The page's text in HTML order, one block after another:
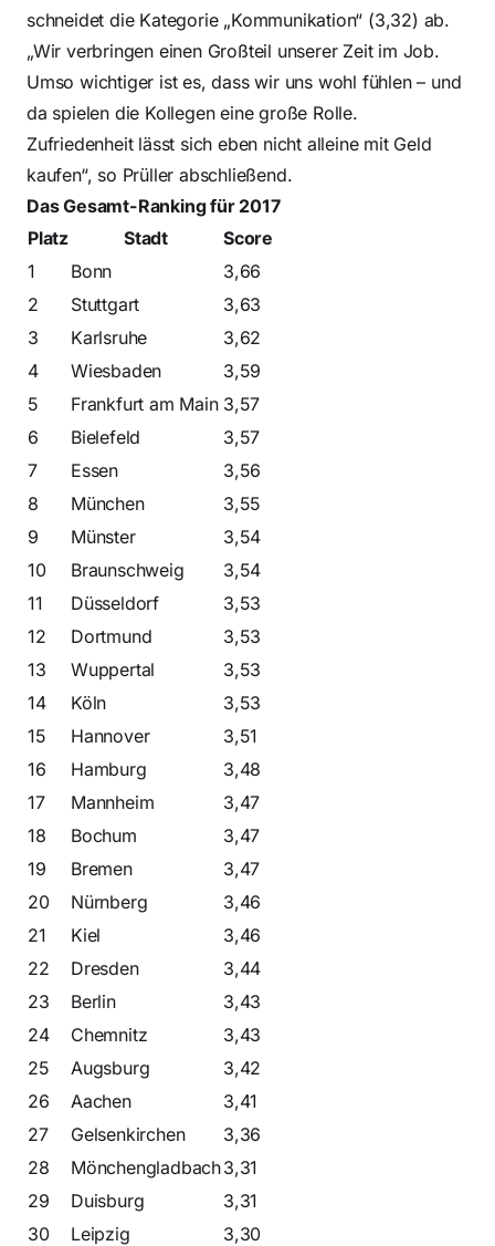
schneidet die Kategorie „Kommunikation“ (3,32) ab.
„Wir verbringen einen Großteil unserer Zeit im Job.
Umso wichtiger ist es, dass wir uns wohl fühlen – und
da spielen die Kollegen eine große Rolle.
Zufriedenheit lässt sich eben nicht alleine mit Geld
kaufen“, so Prüller abschließend.
Das Gesamt-Ranking für 2017
Platz
Stadt
Score
1
Bonn
3,66
2
Stuttgart
3,63
3
Karlsruhe
3,62
4
Wiesbaden
3,59
5
Frankfurt am Main 3,57
6
Bielefeld
3,57
7
Essen
3,56
8
München
3,55
9
Münster
3,54
10
Braunschweig
3,54
11
Düsseldorf
3,53
12
Dortmund
3,53
13
Wuppertal
3,53
14
Köln
3,53
15
Hannover
3,51
16
Hamburg
3,48
17
Mannheim
3,47
18
Bochum
3,47
19
Bremen
3,47
20
Nürnberg
3,46
21
Kiel
3,46
22
Dresden
3,44
23
Berlin
3,43
24
Chemnitz
3,43
25
Augsburg
3,42
26
Aachen
3,41
27
Gelsenkirchen
3,36
28
Mönchengladbach3,31
29
Duisburg
3,31
30
Leipzig
3,30